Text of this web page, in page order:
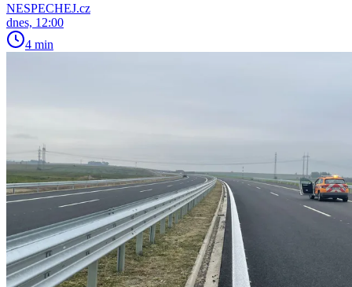
NESPECHEJ.cz
dnes, 12:00
4 min